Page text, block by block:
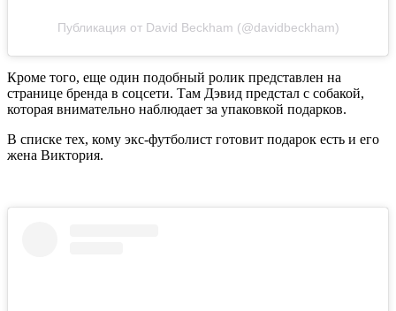
Публикация от David Beckham (@davidbeckham)
Кроме того, еще один подобный ролик представлен на
странице бренда в соцсети. Там Дэвид предстал с собакой,
которая внимательно наблюдает за упаковкой подарков.
В списке тех, кому экс-футболист готовит подарок есть и его
жена Виктория.